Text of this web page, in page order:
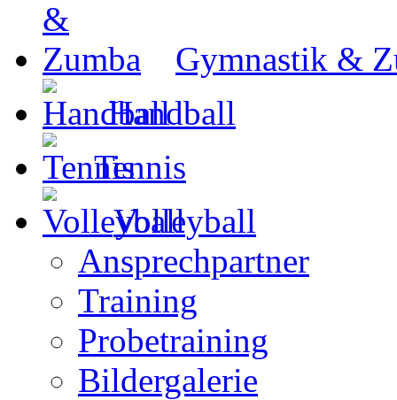
Gymnastik &
Handball
Tennis
Volleyball
Ansprechpartner
Training
Probetraining
Bildergalerie